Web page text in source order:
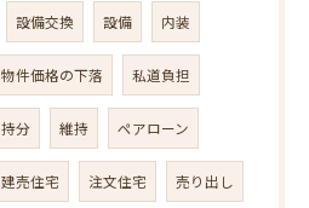
設備交換 設備 内装
物件価格の下落 私道負担
持分 維持 ペアローン
建売住宅 注文住宅 売り出し